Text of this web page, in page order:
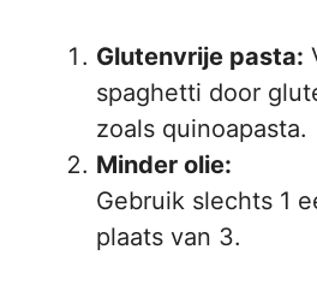
Glutenvrije pasta:
spaghetti door
zoals quinoapasta.
Minder olie:
Gebruik slechts 1
plaats van 3.